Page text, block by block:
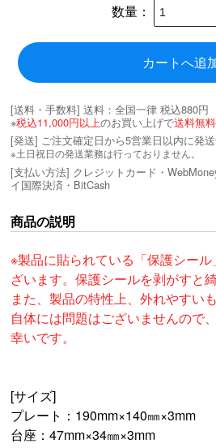
数量：
カートへ追
[送料・手数料] 送料：全国一律 税込880円
※税込11,000円以上のお買い上げで送料無料
[発送] ご注文確定日から5営業日以内に発送
※土日祝日の発送業務は行っておりません。
[支払い方法] クレジットカード・
イ国際決済・BitCash
商品の説明
※製品に貼られている「保護シー
ざいます。保護シールを剥がすと
また、製品の特性上、外れやすい
自体には問題はございませんので
幸いです。
[サイズ]
プレート：190mm×140㎜×3mm
台座：47mm×34㎜×3mm